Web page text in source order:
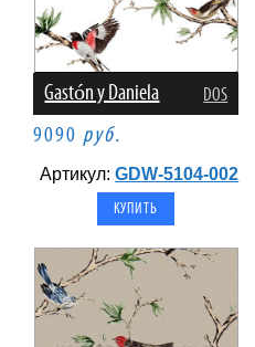
Gastón y Daniela DOS
9090 руб.
Артикул:GDW-5104-002